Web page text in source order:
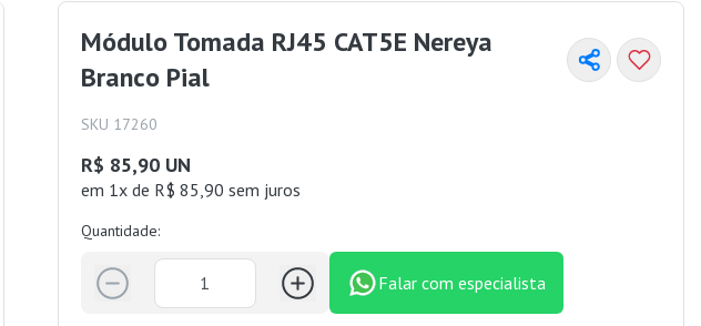
Módulo Tomada RJ45 CAT5E Nereya
Branco Pial
SKU 17260
R$ 85,90 UN
em 1x de R$ 85,90 sem juros
Quantidade:
Falar com especialista